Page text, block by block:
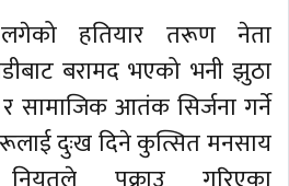
लगेको हतियार तरूण नेता
बरामद भएको भनी झुठा
सामाजिक आतंक सिर्जना गर्ने
दुःख दिने कुत्सित मनसाय